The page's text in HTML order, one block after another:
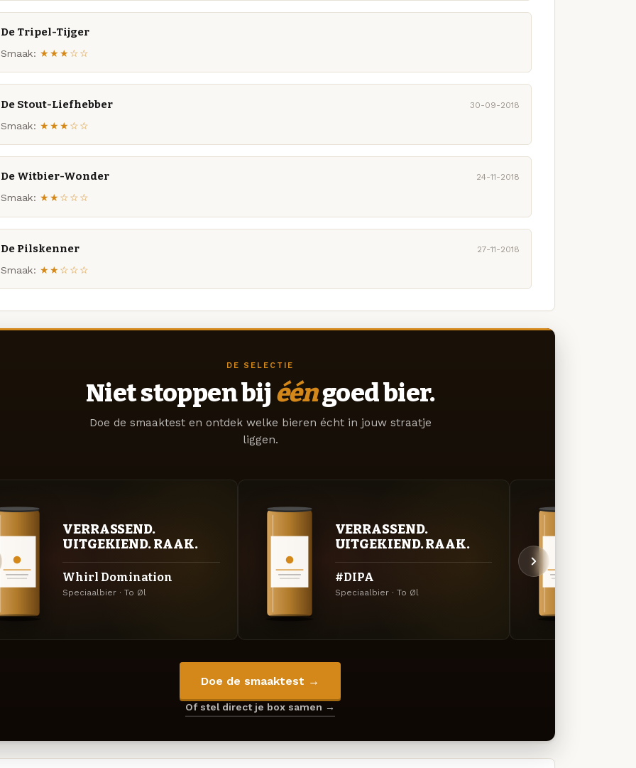
De Tripel-Tijger
Smaak: ★★★☆☆
De Stout-Liefhebber 30-09-2018
Smaak: ★★★☆☆
De Witbier-Wonder 24-11-2018
Smaak: ★★☆☆☆
De Pilskenner 27-11-2018
Smaak: ★★☆☆☆
DE SELECTIE
Niet stoppen bij ééngoed bier.
Doe de smaaktest en ontdek welke bieren écht in jouw straatje
liggen.
VERRASSEND.
UITGEKIEND. RAAK.
Whirl Domination
Speciaalbier · To Øl
VERRASSEND.
UITGEKIEND. RAAK.
#DIPA
Speciaalbier · To Øl
Doe de smaaktest →
Of stel direct je box samen →